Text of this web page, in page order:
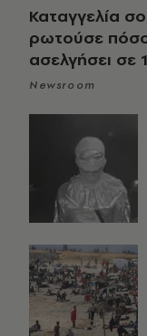
Καταγγελία
ρωτούσε
ασελγήσει σε
Newsroom